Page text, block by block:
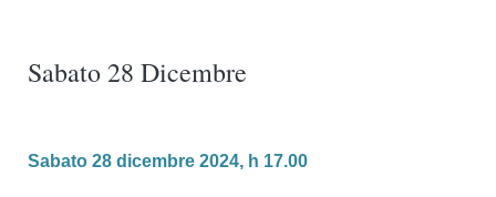
Sabato 28 Dicembre
Sabato 28 dicembre 2024, h 17.00